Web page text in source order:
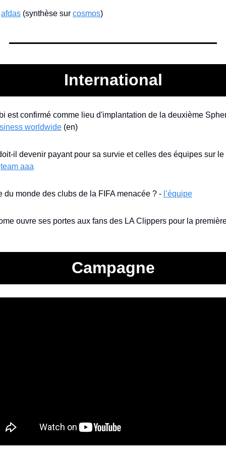
afdas (synthèse sur cosmos)
International
worldwide (en)
il devenir payant pour sa survie et celles des équipes sur le
team aaa
du monde des clubs de la FIFA menacée ? - l’équipe
Campagne